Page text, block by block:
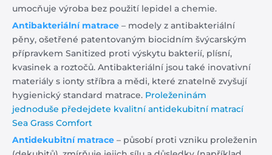
umocňuje výroba bez použití lepidel a chemie.
Antibakteriální matrace – modely z antibakteriální
pěny, ošetřené patentovaným biocidním švýcarským
přípravkem Sanitized proti výskytu bakterií, plísní,
kvasinek a roztočů. Antibakteriální jsou také inovativní
materiály s ionty stříbra a mědi, které znatelně zvyšují
hygienický standard matrace. Proleženinám
jednoduše předejdete kvalitní antidekubitní matrací
Sea Grass Comfort
Antidekubitní matrace – působí proti vzniku proleženin